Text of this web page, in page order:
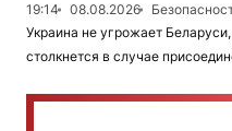
19:14
08.08.2026
Украина не угрожает
столкнется в случае